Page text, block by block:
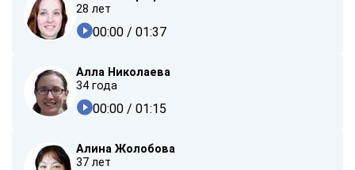
28 лет
00:00 / 01:37
Алла Николаева
34 года
00:00 / 01:15
Алина Жолобова
37 лет